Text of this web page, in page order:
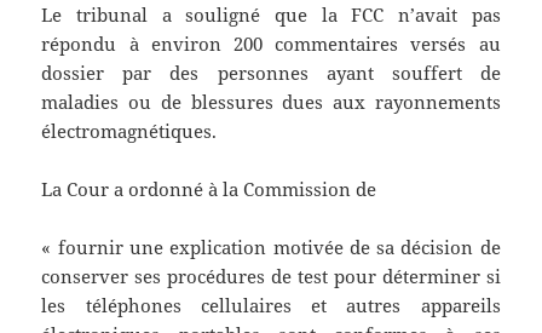
Le tribunal a souligné que la FCC n’avait pas
répondu à environ 200 commentaires versés au
dossier par des personnes ayant souffert de
maladies ou de blessures dues aux rayonnements
électromagnétiques.
La Cour a ordonné à la Commission de
« fournir une explication motivée de sa décision de
conserver ses procédures de test pour déterminer si
les téléphones cellulaires et autres appareils